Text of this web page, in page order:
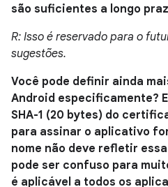
são suficientes a longo
R: Isso é reservado para o
sugestões.
Você pode definir ainda
Android especificamente?
SHA-1 (20 bytes) do
para assinar o aplicativo
nome não deve refletir
pode ser confuso para
é aplicável a todos os